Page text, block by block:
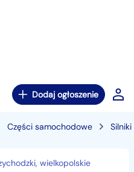
Dodaj ogłoszenie
Części samochodowe
wielkopolskie